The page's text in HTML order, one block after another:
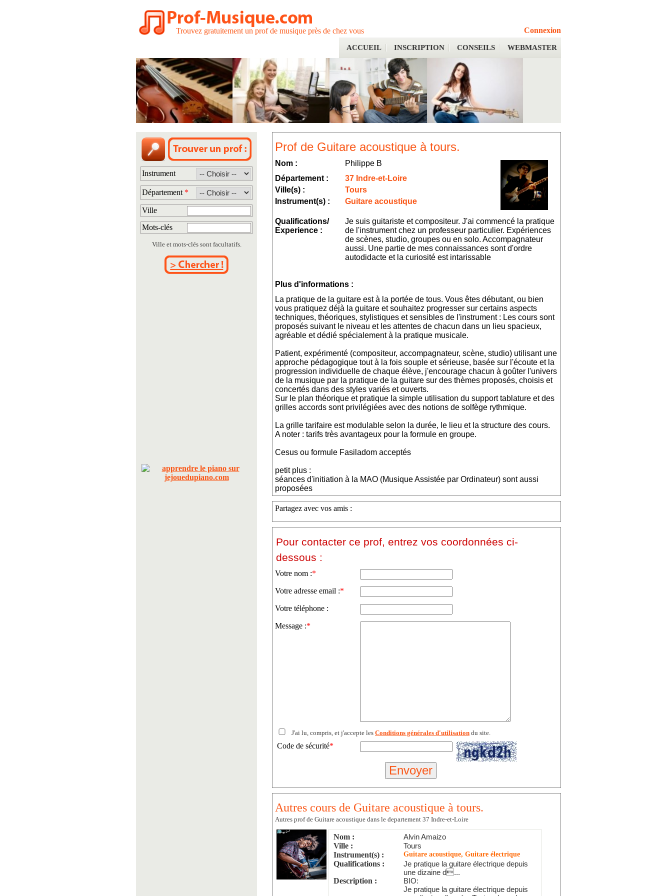
Trouvez gratuitement un prof de musique près de chez vous Connexion
ACCUEIL INSCRIPTION CONSEILS WEBMASTER
Instrument
Département *
Ville
Mots-clés
Ville et mots-clés sont facultatifs.
Prof de Guitare acoustique à tours.
Nom :
Philippe B
Département :
37 Indre-et-Loire
Ville(s) :
Tours
Instrument(s) :
Guitare acoustique
Qualifications/
Experience :
Je suis guitariste et compositeur. J'ai commencé la pratique
de l'instrument chez un professeur particulier. Expériences
de scènes, studio, groupes ou en solo. Accompagnateur
aussi. Une partie de mes connaissances sont d'ordre
autodidacte et la curiosité est intarissable
Plus d'informations :
La pratique de la guitare est à la portée de tous. Vous êtes débutant, ou bien
vous pratiquez déjà la guitare et souhaitez progresser sur certains aspects
techniques, théoriques, stylistiques et sensibles de l'instrument : Les cours sont
proposés suivant le niveau et les attentes de chacun dans un lieu spacieux,
agréable et dédié spécialement à la pratique musicale.
Patient, expérimenté (compositeur, accompagnateur, scène, studio) utilisant une
approche pédagogique tout à la fois souple et sérieuse, basée sur l'écoute et la
progression individuelle de chaque élève, j'encourage chacun à goûter l'univers
de la musique par la pratique de la guitare sur des thèmes proposés, choisis et
concertés dans des styles variés et ouverts.
Sur le plan théorique et pratique la simple utilisation du support tablature et des
grilles accords sont privilégiées avec des notions de solfège rythmique.
La grille tarifaire est modulable selon la durée, le lieu et la structure des cours.
A noter : tarifs très avantageux pour la formule en groupe.
Cesus ou formule Fasiladom acceptés
petit plus :
séances d'initiation à la MAO (Musique Assistée par Ordinateur) sont aussi
proposées
Partagez avec vos amis :
Pour contacter ce prof, entrez vos coordonnées ci-
dessous :
Votre nom :*
Votre adresse email :*
Votre téléphone :
Message :*
J'ai lu, compris, et j'accepte les Conditions générales d'utilisation du site.
Code de sécurité*
Autres cours de Guitare acoustique à tours.
Autres prof de Guitare acoustique dans le departement 37 Indre-et-Loire
Nom :
Alvin Amaizo
Ville :
Tours
Instrument(s) :
Guitare acoustique, Guitare électrique
Qualifications :
Je pratique la guitare électrique depuis
une dizaine d...
Description :
BIO:
Je pratique la guitare électrique depuis